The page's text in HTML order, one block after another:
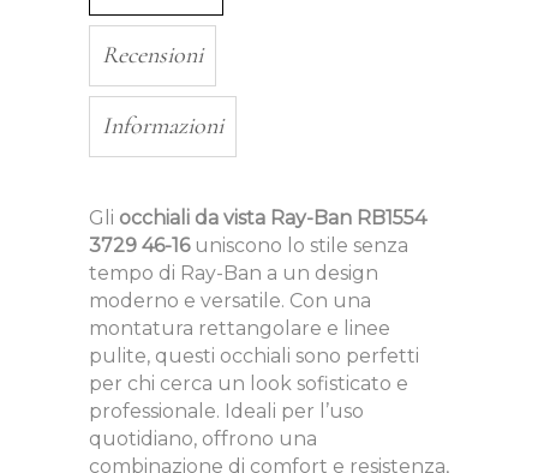
Recensioni
Informazioni
Gli occhiali da vista Ray-Ban RB1554
3729 46-16uniscono lo stile senza
tempo di Ray-Ban a un design
moderno e versatile. Con una
montatura rettangolare e linee
pulite, questi occhiali sono perfetti
per chi cerca un look sofisticato e
professionale. Ideali per l’uso
quotidiano, offrono una
combinazione di comfort e resistenza,